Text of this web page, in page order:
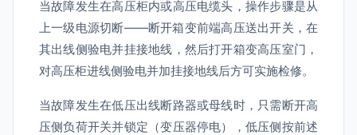
当故障发生在高压柜内或高压电缆头，操作步骤是从
上一级电源切断——断开箱变前端高压送出开关，在
其出线侧验电并挂接地线，然后打开箱变高压室门，
对高压柜进线侧验电并加挂接地线后方可实施检修。
当故障发生在低压出线断路器或母线时，只需断开高
压侧负荷开关并锁定（变压器停电），低压侧按前述